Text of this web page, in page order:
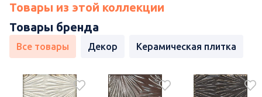
Товары из этой коллекции
Товары бренда
Все товары Декор Керамическая плитка